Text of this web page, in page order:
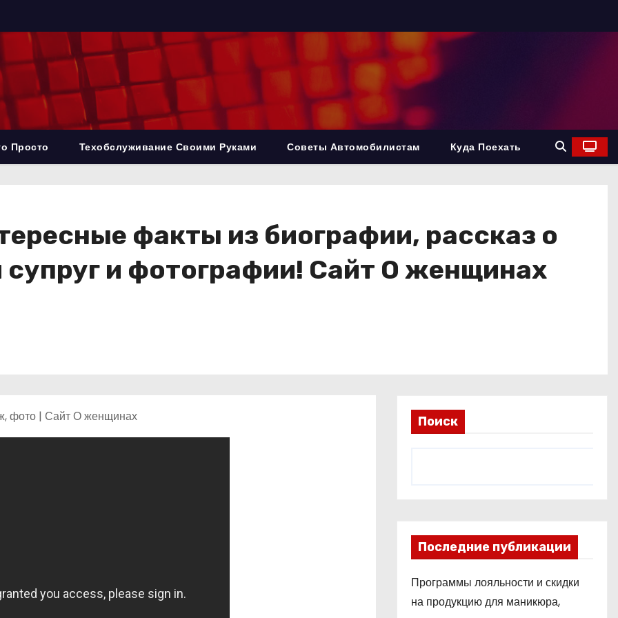
Просто Техобслуживание Своими Руками Советы Автомобилистам Куда Поехать
факты из биографии, рассказ о
и фотографии! Сайт О женщинах
Поиск
Последние публикации
Программы лояльности и скидки
на продукцию для маникюра,